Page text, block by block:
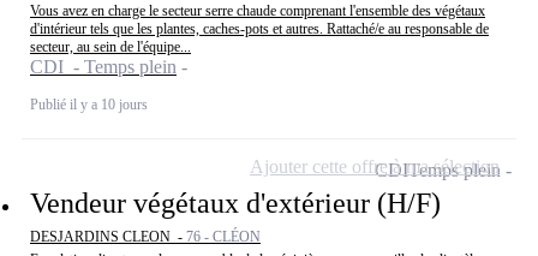
Vous avez en charge le secteur serre chaude comprenant l'ensemble des végétaux
d'intérieur tels que les plantes, caches-pots et autres. Rattaché/e au responsable de
secteur, au sein de l'équipe...
CDI - Temps plein
Publié il y a 10 jours
Vendeur végétaux d'extérieur (H/F)
DESJARDINS CLEON - 76 - CLÉON
CDITemps plein
Ajouter cette offre à ma sélection